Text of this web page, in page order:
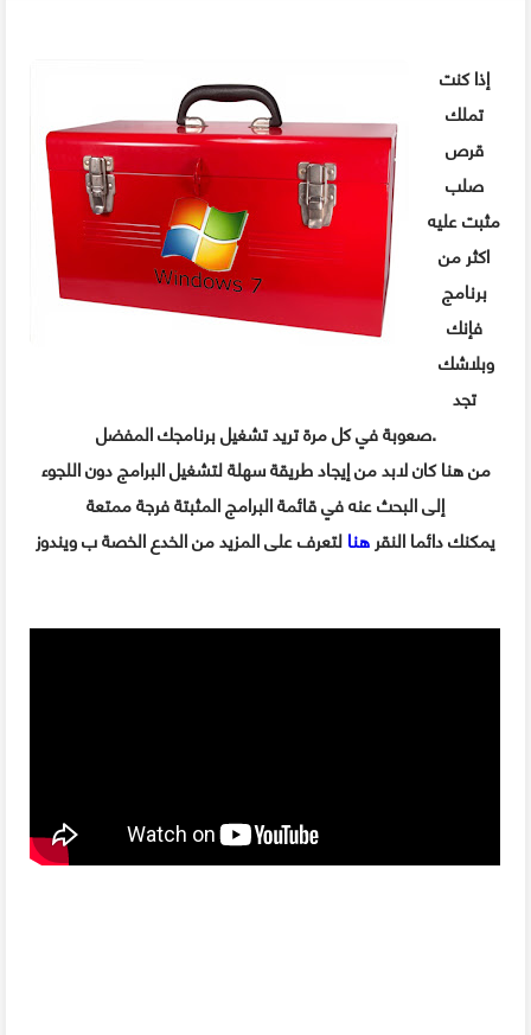
إذا كنت
تملك
قرص
صلب
مثبت عليه
اكثر من
برنامج
فإنك
تجد
صعوبة في كل مرة تريد تشغيل برنامجك المفضل.
من هنا كان لابد من إيجاد طريقة سهلة لتشغيل البرامج دون اللجوء
إلى البحث عنه في قائمة البرامج المثبتة فرجة ممتعة
يمكنك دائما النقرهنالتعرف على المزيد من الخدع الخصة ب ويندوز